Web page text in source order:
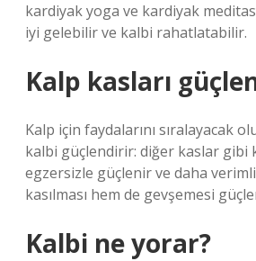
kardiyak yoga ve kardiyak
iyi gelebilir ve kalbi rahatlatabilir.
Kalp kasları
Kalp için faydalarını sıralayacak
kalbi güçlendirir: diğer kaslar gibi
egzersizle güçlenir ve daha verimli
kasılması hem de gevşemesi
Kalbi ne yorar?